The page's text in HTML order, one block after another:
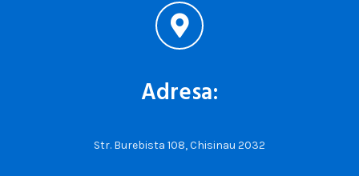
Adresa:
Str. Burebista 108, Chisinau 2032